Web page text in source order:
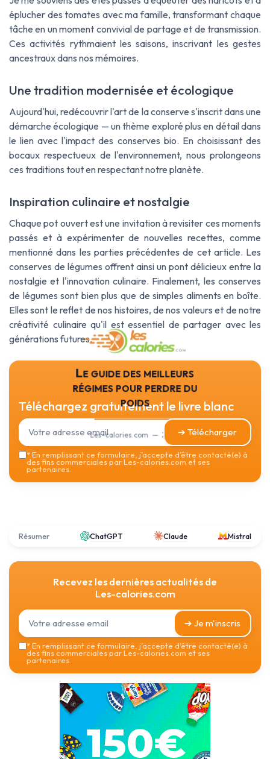
éplucher des tomates avec ma famille, transformant chaque
tâche en un moment convivial de partage et de transmission.
Ces activités rythmaient les saisons, inscrivant les gestes
ancestraux dans nos mémoires.
Une tradition modernisée et écologique
Aujourd'hui, redécouvrir l'art de la conserve s'inscrit dans une
démarche écologique — un thème exploré plus en détail dans
le lien avec l'impact des conserves bio. En choisissant des
bocaux respectueux de l'environnement, nous prolongeons
ces traditions tout en respectant notre planète.
Inspiration culinaire et nostalgie
Chaque pot ouvert est une invitation à revisiter ces moments
passés et à expérimenter de nouvelles recettes, comme
mentionné dans les parties précédentes de cet article. Les
conserves de légumes offrent ainsi un pont délicieux entre la
nostalgie et l'innovation culinaire. Finalement, les conserves
de légumes sont bien plus que de simples aliments en boîte.
Elles sont le reflet de nos histoires, de nos valeurs et de notre
créativité culinaire qu'il est essentiel de partager avec les
générations futures.
Le guide des meilleurs
régimes pour perdre du
poids
Les-calories.com — 2026
Téléchargez gratuitement le livre blanc
➔ Télécharger
*En remplissant ce formulaire, j’accepte d’être contacté(e) à
des fins commerciales par Les-calories.com et ses
partenaires.
Résumer ChatGPT Claude Mistral
Recevez les dernières actualités de
Les-calories.com
➔ Je m'inscris
*En remplissant ce formulaire, j’accepte d’être contacté(e) à
des fins commerciales par Les-calories.com et ses
partenaires.